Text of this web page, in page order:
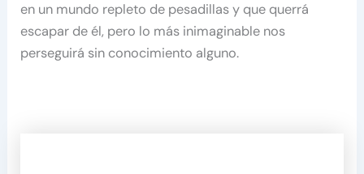
en un mundo repleto de pesadillas y que querrá
escapar de él, pero lo más inimaginable nos
perseguirá sin conocimiento alguno.